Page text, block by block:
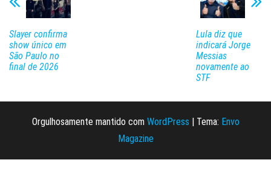
Slayer confirma
show único em
São Paulo no
final de 2026
Lula diz que
indicará Jorge
Messias
novamente ao
STF
Orgulhosamente mantido com WordPress | Tema: Envo
Magazine